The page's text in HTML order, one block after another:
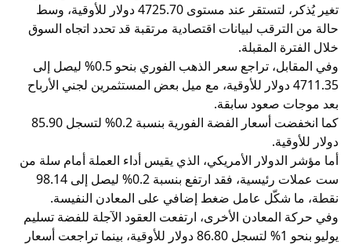
تغير يُذكر، لتستقر عند مستوى 4725.70 دولار للأوقية، وسط
حالة من الترقب لبيانات اقتصادية مرتقبة قد تحدد اتجاه السوق
خلال الفترة المقبلة.
وفي المقابل، تراجع سعر الذهب الفوري بنحو 0.5% ليصل إلى
4711.35 دولار للأوقية، مع ميل بعض المستثمرين لجني الأرباح
بعد موجات صعود سابقة.
كما انخفضت أسعار الفضة الفورية بنسبة 0.2% لتسجل 85.90
دولار للأوقية.
أما مؤشر الدولار الأمريكي، الذي يقيس أداء العملة أمام سلة من
ست عملات رئيسية، فقد ارتفع بنسبة 0.2% ليصل إلى 98.14
نقطة، ما شكّل عامل ضغط إضافي على المعادن النفيسة.
وفي حركة المعادن الأخرى، ارتفعت العقود الآجلة للفضة تسليم
يوليو بنحو 1% لتسجل 86.80 دولار للأوقية، بينما تراجعت أسعار